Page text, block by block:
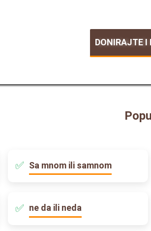
DONIRAJTE I
Sa mnom ili samnom
ne da ili neda